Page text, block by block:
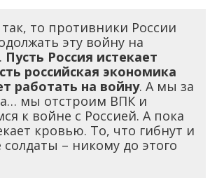
так, то противники России
эту войну на
Пусть Россия истекает
российская экономика
работать на войну. А мы за
мы отстроим ВПК и
к войне с Россией. А пока
кровью. То, что гибнут и
солдаты – никому до этого